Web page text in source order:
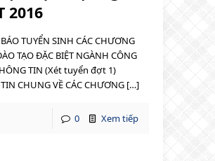
2016
TUYỂN SINH CÁC CHƯƠNG
TẠO ĐẶC BIỆT NGÀNH CÔNG
TIN (Xét tuyển đợt 1)
CHUNG VỀ CÁC CHƯƠNG […]
0 Xem tiếp